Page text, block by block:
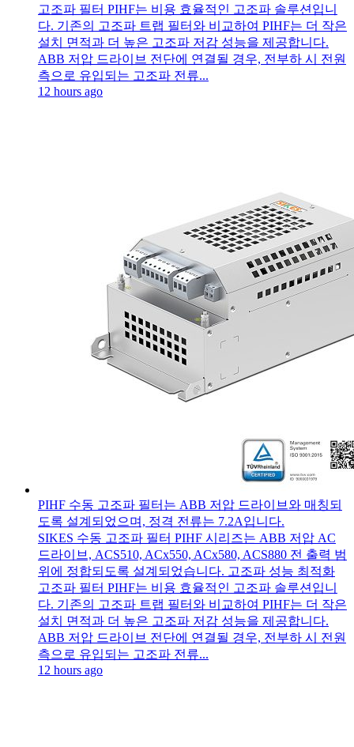
고조파 필터 PIHF는 비용 효율적인 고조파 솔루션입니
다. 기존의 고조파 트랩 필터와 비교하여 PIHF는 더 작은
설치 면적과 더 높은 고조파 저감 성능을 제공합니다.
ABB 저압 드라이브 전단에 연결될 경우, 전부하 시 전원
측으로 유입되는 고조파 전류...
12 hours ago
PIHF 수동 고조파 필터는 ABB 저압 드라이브와 매칭되
도록 설계되었으며, 정격 전류는 7.2A입니다.
SIKES 수동 고조파 필터 PIHF 시리즈는 ABB 저압 AC
드라이브, ACS510, ACx550, ACx580, ACS880 전 출력 범
위에 정합되도록 설계되었습니다. 고조파 성능 최적화
고조파 필터 PIHF는 비용 효율적인 고조파 솔루션입니
다. 기존의 고조파 트랩 필터와 비교하여 PIHF는 더 작은
설치 면적과 더 높은 고조파 저감 성능을 제공합니다.
ABB 저압 드라이브 전단에 연결될 경우, 전부하 시 전원
측으로 유입되는 고조파 전류...
12 hours ago